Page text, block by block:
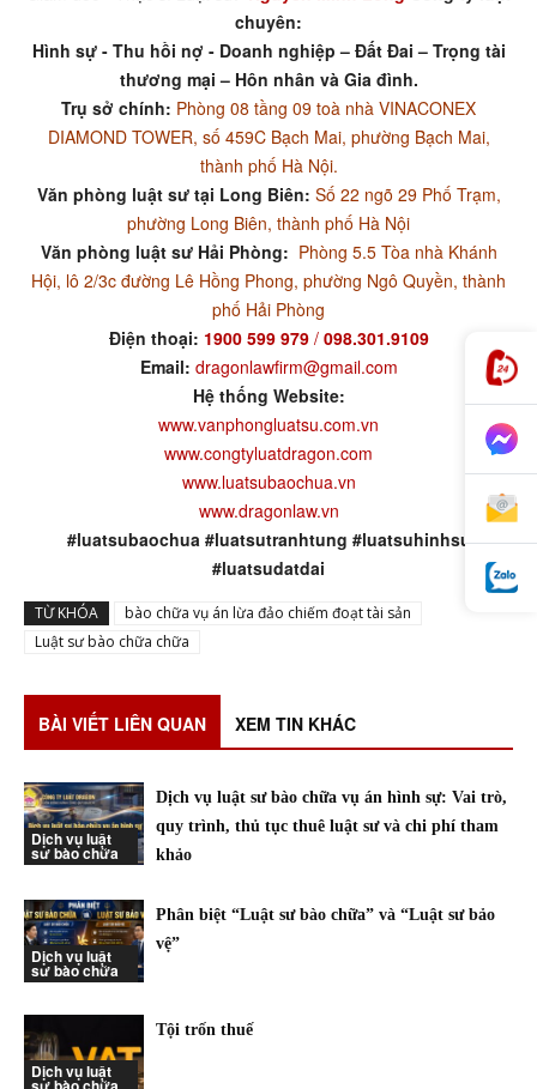
chuyên:
Hình sự - Thu hồi nợ - Doanh nghiệp – Đất Đai – Trọng tài
thương mại – Hôn nhân và Gia đình.
Trụ sở chính: Phòng 08 tầng 09 toà nhà VINACONEX
DIAMOND TOWER, số 459C Bạch Mai, phường Bạch Mai,
thành phố Hà Nội.
Văn phòng luật sư tại Long Biên: Số 22 ngõ 29 Phố Trạm,
phường Long Biên, thành phố Hà Nội
Văn phòng luật sư Hải Phòng: Phòng 5.5 Tòa nhà Khánh
Hội, lô 2/3c đường Lê Hồng Phong, phường Ngô Quyền, thành
phố Hải Phòng
Điện thoại: 1900 599 979/ 098.301.9109
Email: dragonlawfirm@gmail.com
Hệ thống Website:
www.vanphongluatsu.com.vn
www.congtyluatdragon.com
www.luatsubaochua.vn
www.dragonlaw.vn
#luatsubaochua #luatsutranhtung #luatsuhinhsu
#luatsudatdai
TỪ KHÓA
bào chữa vụ án lừa đảo chiếm đoạt tài sản
Luật sư bào chữa chữa
BÀI VIẾT LIÊN QUAN XEM TIN KHÁC
Dịch vụ luật
sư bào chữa
Dịch vụ luật sư bào chữa vụ án hình sự: Vai trò,
quy trình, thủ tục thuê luật sư và chi phí tham
khảo
Dịch vụ luật
sư bào chữa
Phân biệt “Luật sư bào chữa” và “Luật sư bảo
vệ”
Dịch vụ luật
Tội trốn thuế